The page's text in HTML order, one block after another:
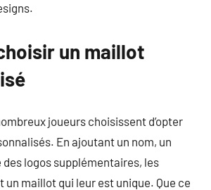
un maillot
joueurs choisissent d’opter
En ajoutant un nom, un
des logos supplémentaires, les
maillot qui leur est unique. Que ce